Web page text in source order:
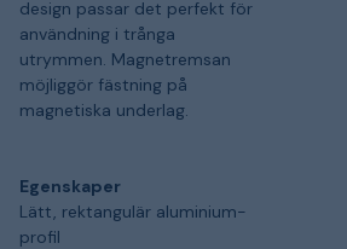
design passar det perfekt för
användning i trånga
utrymmen. Magnetremsan
möjliggör fästning på
magnetiska underlag.
Egenskaper
Lätt, rektangulär aluminium-
profil